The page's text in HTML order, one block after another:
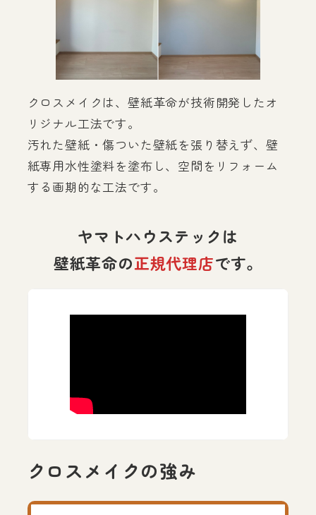
クロスメイクは、壁紙革命が技術開発したオ
リジナル工法です。
汚れた壁紙・傷ついた壁紙を張り替えず、壁
紙専用水性塗料を塗布し、空間をリフォーム
する画期的な工法です。
ヤマトハウステックは
壁紙革命の正規代理店です。
クロスメイクの強み